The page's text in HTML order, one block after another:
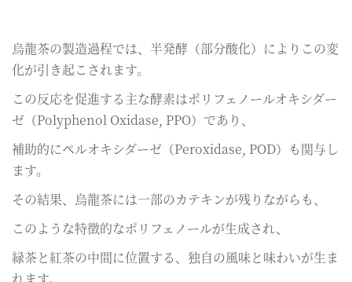
烏龍茶の製造過程では、半発酵（部分酸化）によりこの変
化が引き起こされます。
この反応を促進する主な酵素はポリフェノールオキシダー
ゼ（Polyphenol Oxidase, PPO）であり、
補助的にペルオキシダーゼ（Peroxidase, POD）も関与し
ます。
その結果、烏龍茶には一部のカテキンが残りながらも、
このような特徴的なポリフェノールが生成され、
緑茶と紅茶の中間に位置する、独自の風味と味わいが生ま
れます。